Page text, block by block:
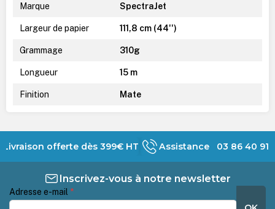
Marque SpectraJet
Largeur de papier 111,8 cm (44'')
Grammage 310g
Longueur 15 m
Finition Mate
Livraison offerte dès 399€ HT Assistance 03 86 40 91
Inscrivez-vous à notre newsletter
Adresse e-mail *